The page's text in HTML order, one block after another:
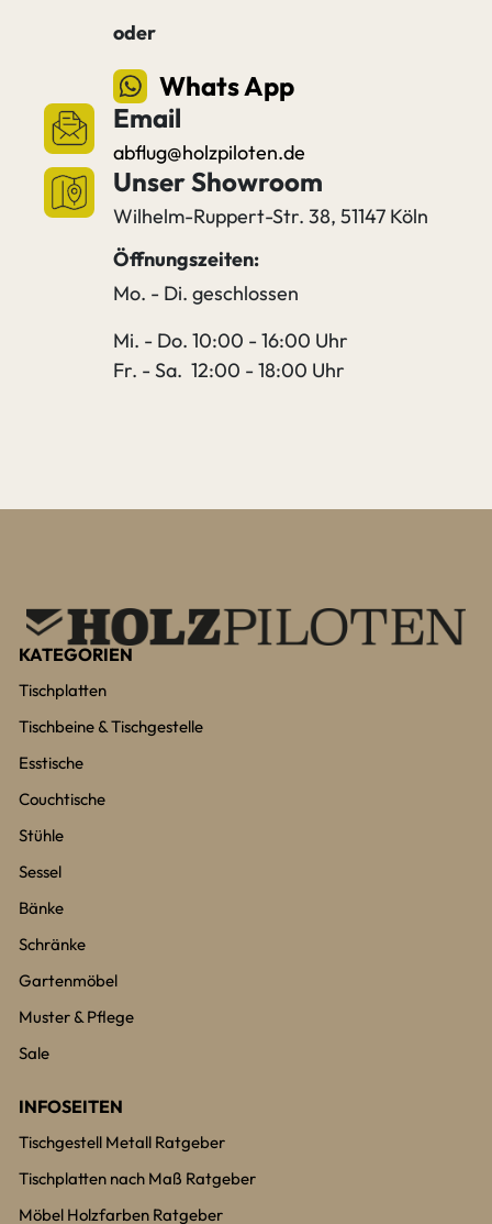
oder
Whats App
Email
abflug@holzpiloten.de
Unser Showroom
Wilhelm-Ruppert-Str. 38, 51147 Köln
Öffnungszeiten:
Mo. - Di. geschlossen
Mi. - Do. 10:00 - 16:00 Uhr
Fr. - Sa. 12:00 - 18:00 Uhr
KATEGORIEN
Tischplatten
Tischbeine & Tischgestelle
Esstische
Couchtische
Stühle
Sessel
Bänke
Schränke
Gartenmöbel
Muster & Pflege
Sale
INFOSEITEN
Tischgestell Metall Ratgeber
Tischplatten nach Maß Ratgeber
Möbel Holzfarben Ratgeber